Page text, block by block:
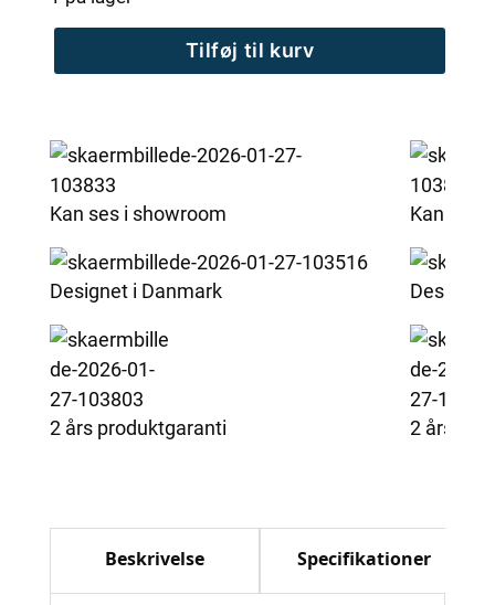
UDSTILLINGSMODEL
Tilføj til kurv
Kan ses i showroom
Designet i Danmark
2 års produktgaranti
Kan ses
Designet
2 års
Beskrivelse Specifikationer